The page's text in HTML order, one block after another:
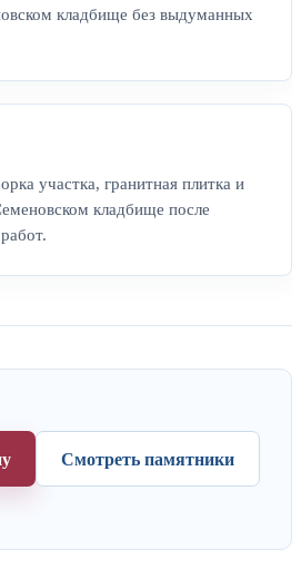
кладбище без выдуманных
участка, гранитная плитка и
кладбище после
Смотреть памятники